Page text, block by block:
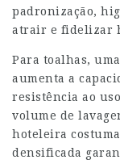
padronização,
atrair e fidelizar
Para toalhas,
aumenta a
resistência ao
volume de
hoteleira
densificada